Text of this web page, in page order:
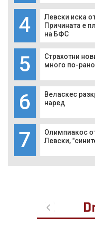
4
Левски иска
Причината е
на БФС
5
Страхотни
много по-
6
Веласкес
наред
7
Олимпиакос
Левски,